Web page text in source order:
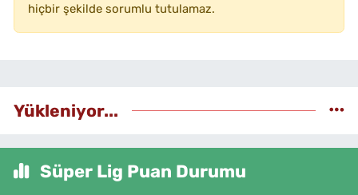
hiçbir şekilde sorumlu tutulamaz.
Yükleniyor...
Süper Lig Puan Durumu